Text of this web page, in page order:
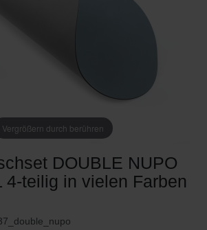
Vergrößern durch berühren
DOUBLE NUPO
4-teilig in vielen Farben